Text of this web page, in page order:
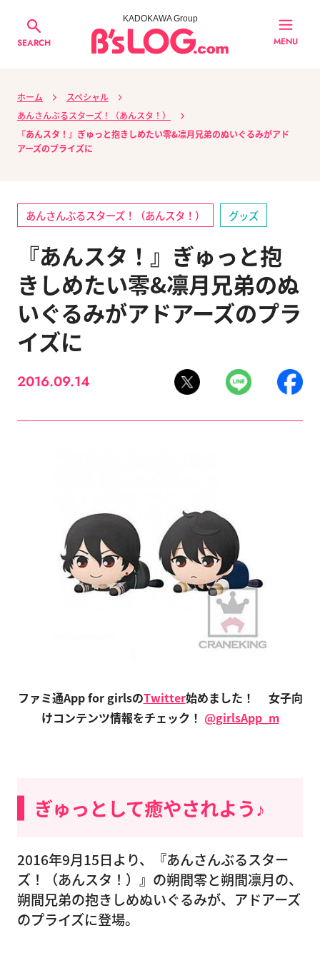
SEARCH
KADOKAWA Group
MENU
ホーム
スペシャル
あんさんぶるスターズ！（あんスタ！）
『あんスタ！』ぎゅっと抱きしめたい零&凛月兄弟のぬいぐるみがアド
アーズのプライズに
あんさんぶるスターズ！（あんスタ！） グッズ
『あんスタ！』ぎゅっと抱
きしめたい零&凛月兄弟のぬ
いぐるみがアドアーズのプラ
イズに
2016.09.14
ファミ通App for girlsのTwitter始めました！
女子向
けコンテンツ情報をチェック！ @girlsApp_m
ぎゅっとして癒やされよう♪
2016年9月15日より、『あんさんぶるスター
ズ！（あんスタ！）』の朔間零と朔間凛月の、
朔間兄弟の抱きしめぬいぐるみが、アドアーズ
のプライズに登場。